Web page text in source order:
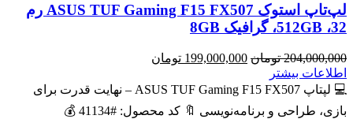
لپ‌تاپ استوک ASUS TUF Gaming F15 FX507 رم
32، 512GB، گرافیک 8GB
204,000,000 تومان قیمت
204,000,000 تومان
199,000,000 تومان
199,000,000 تومان
است.
اطلاعات بیشتر
💻 لپتاپ ASUS TUF Gaming F15 FX507 – نهایت قدرت برای
بازی، طراحی و برنامه‌نویسی 🔖 کد محصول: #41134 💰